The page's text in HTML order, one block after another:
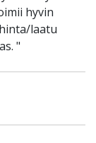
hyvin
laatu
"